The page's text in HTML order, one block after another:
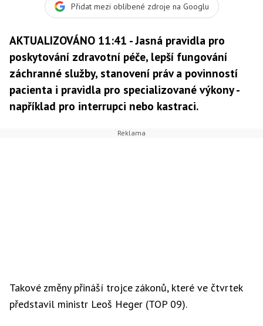
Přidat mezi oblíbené zdroje na Googlu
AKTUALIZOVÁNO 11:41 - Jasná pravidla pro
poskytování zdravotní péče, lepší fungování
záchranné služby, stanovení práv a povinností
pacienta i pravidla pro specializované výkony -
například pro interrupci nebo kastraci.
Takové změny přináší trojce zákonů, které ve čtvrtek
představil ministr Leoš Heger (TOP 09).